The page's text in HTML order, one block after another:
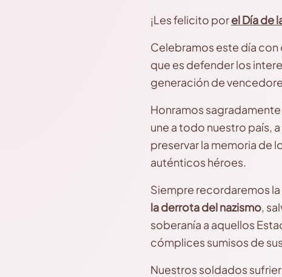
¡Les felicito porel Día de
Celebramos este día
que es defender los
generación de
Honramos
une a todo nuestro país,
preservar la memoria de
auténticos héroes.
Siempre recordaremos
la derrota del nazismo,
soberanía a aquellos
cómplices sumisos de
Nuestros soldados